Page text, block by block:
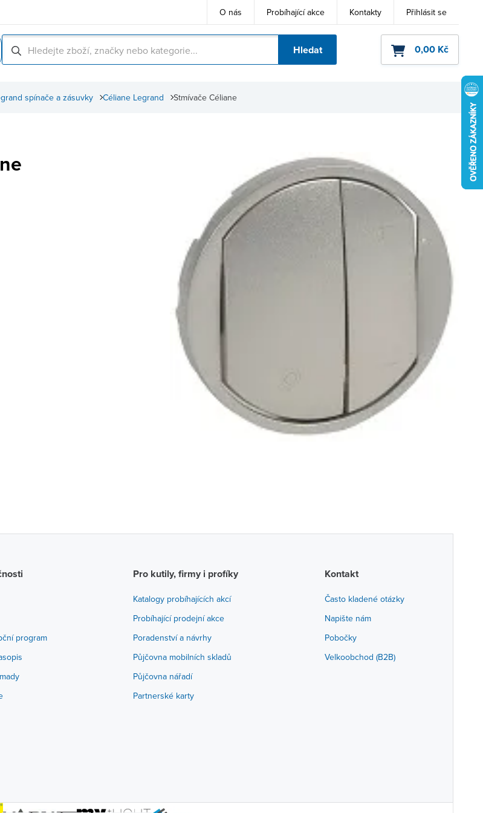
O nás Probíhající akce Kontakty Přihlásit se
Hledat 0,00 Kč
Stmívače Céliane
Céliane Legrand
spínače a zásuvky
program
Pro kutily, firmy i profíky
Katalogy probíhajících akcí
Probíhající prodejní akce
Poradenství a návrhy
Půjčovna mobilních skladů
Půjčovna nářadí
Partnerské karty
Kontakt
Často kladené otázky
Napište nám
Pobočky
Velkoobchod (B2B)